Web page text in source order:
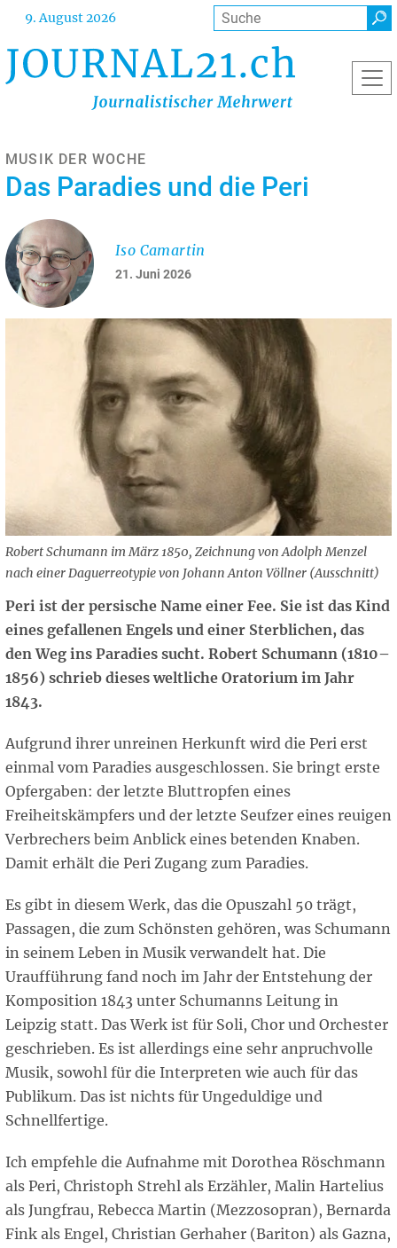
Direkt
Inhalt
9. August 2026 Suche
MUSIK DER WOCHE
Das Paradies und die Peri
21. Juni 2026
Iso Camartin
Robert Schumann im März 1850, Zeichnung von Adolph Menzel
nach einer Daguerreotypie von Johann Anton Völlner (Ausschnitt)
Peri ist der persische Name einer Fee. Sie ist das Kind
eines gefallenen Engels und einer Sterblichen, das
den Weg ins Paradies sucht. Robert Schumann (1810–
1856) schrieb dieses weltliche Oratorium im Jahr
1843.
Aufgrund ihrer unreinen Herkunft wird die Peri erst
einmal vom Paradies ausgeschlossen. Sie bringt erste
Opfergaben: der letzte Bluttropfen eines
Freiheitskämpfers und der letzte Seufzer eines reuigen
Verbrechers beim Anblick eines betenden Knaben.
Damit erhält die Peri Zugang zum Paradies.
Es gibt in diesem Werk, das die Opuszahl 50 trägt,
Passagen, die zum Schönsten gehören, was Schumann
in seinem Leben in Musik verwandelt hat. Die
Uraufführung fand noch im Jahr der Entstehung der
Komposition 1843 unter Schumanns Leitung in
Leipzig statt. Das Werk ist für Soli, Chor und Orchester
geschrieben. Es ist allerdings eine sehr anpruchvolle
Musik, sowohl für die Interpreten wie auch für das
Publikum. Das ist nichts für Ungeduldige und
Schnellfertige.
Ich empfehle die Aufnahme mit Dorothea Röschmann
als Peri, Christoph Strehl als Erzähler, Malin Hartelius
als Jungfrau, Rebecca Martin (Mezzosopran), Bernarda
Fink als Engel, Christian Gerhaher (Bariton) als Gazna,